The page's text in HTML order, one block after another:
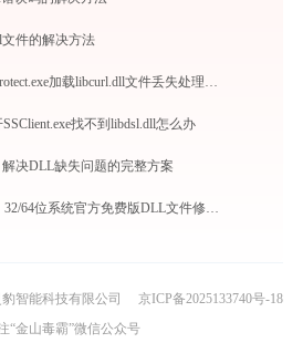
件的解决方法
小智护眼宝 XZEyeProtect.exe加载libcurl.dll文件丢失处理办法
找不到libdsl.dll怎么办
决DLL缺失问题的完整方案
acdb22.dll下载指南：32/64位系统官方免费版DLL文件修复教程
智能科技有限公司
京ICP备2025133740号-18
“金山毒霸”微信公众号